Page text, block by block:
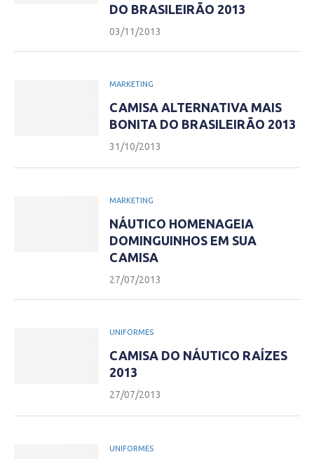
DO BRASILEIRÃO 2013
03/11/2013
MARKETING
CAMISA ALTERNATIVA MAIS
BONITA DO BRASILEIRÃO 2013
31/10/2013
MARKETING
NÁUTICO HOMENAGEIA
DOMINGUINHOS EM SUA
CAMISA
27/07/2013
UNIFORMES
CAMISA DO NÁUTICO RAÍZES
2013
27/07/2013
UNIFORMES